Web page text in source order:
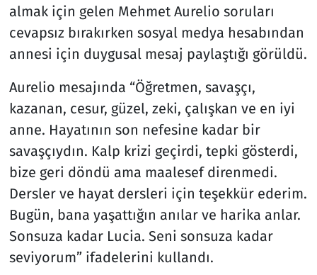
almak için gelen Mehmet Aurelio soruları
cevapsız bırakırken sosyal medya hesabından
annesi için duygusal mesaj paylaştığı görüldü.
Aurelio mesajında “Öğretmen, savaşçı,
kazanan, cesur, güzel, zeki, çalışkan ve en iyi
anne. Hayatının son nefesine kadar bir
savaşçıydın. Kalp krizi geçirdi, tepki gösterdi,
bize geri döndü ama maalesef direnmedi.
Dersler ve hayat dersleri için teşekkür ederim.
Bugün, bana yaşattığın anılar ve harika anlar.
Sonsuza kadar Lucia. Seni sonsuza kadar
seviyorum” ifadelerini kullandı.